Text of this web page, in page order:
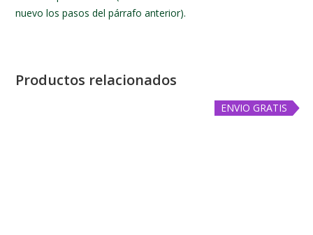
nuevo los pasos del párrafo anterior).
Productos relacionados
ENVIO GRATIS